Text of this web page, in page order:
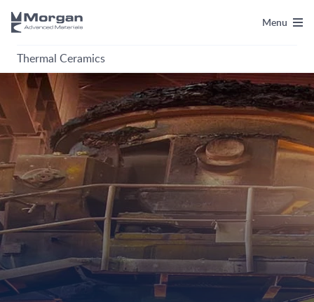
Thermal Ceramics
Menu